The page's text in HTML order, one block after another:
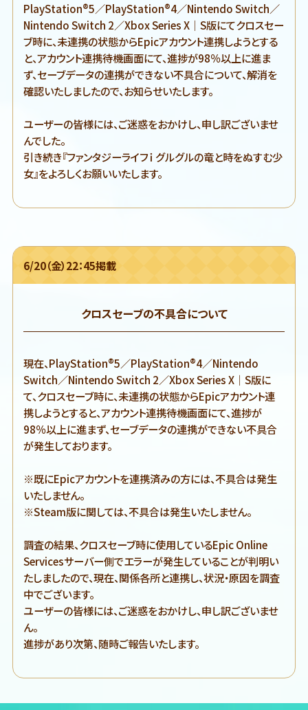
PlayStation®5／PlayStation®4／Nintendo Switch／
Nintendo Switch 2／Xbox Series X｜S版にてクロスセー
ブ時に、未連携の状態からEpicアカウント連携しようとする
と、アカウント連携待機画面にて、進捗が98％以上に進ま
ず、セーブデータの連携ができない不具合について、解消を
確認いたしましたので、お知らせいたします。
ユーザーの皆様には、ご迷惑をおかけし、申し訳ございませ
んでした。
引き続き『ファンタジーライフｉ グルグルの竜と時をぬすむ少
女』をよろしくお願いいたします。
6/20（金）22：45掲載
クロスセーブの不具合について
現在、PlayStation®5／PlayStation®4／Nintendo
Switch／Nintendo Switch 2／Xbox Series X｜S版に
て、クロスセーブ時に、未連携の状態からEpicアカウント連
携しようとすると、アカウント連携待機画面にて、進捗が
98％以上に進まず、セーブデータの連携ができない不具合
が発生しております。
※既にEpicアカウントを連携済みの方には、不具合は発生
いたしません。
※Steam版に関しては、不具合は発生いたしません。
調査の結果、クロスセーブ時に使用しているEpic Online
Servicesサーバー側でエラーが発生していることが判明い
たしましたので、現在、関係各所と連携し、状況・原因を調査
中でございます。
ユーザーの皆様には、ご迷惑をおかけし、申し訳ございませ
ん。
進捗があり次第、随時ご報告いたします。